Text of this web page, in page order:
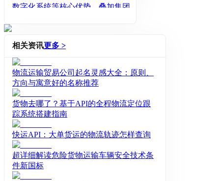
数字化系统等核心优势，叠加集团快
造、快消及零售等重点产业，形成覆
后等环节的绿色供应链管理服务能
力，及到仓、到厂、到店、到家等定
制化全渠道解决方案。
相关资讯更多 >
物流运输贸易公司起名灵感大全：原则、
方向与寓意好的名称推荐
货物去哪了？基于API的全程物流定位跟
踪系统搭建指南
快运API：大单货运的物流轨迹怎样查询
超详细解读危险货物运输车辆安全技术条
件新国标